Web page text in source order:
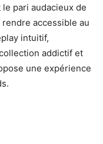
pari audacieux de
accessible au
intuitif,
addictif et
une expérience